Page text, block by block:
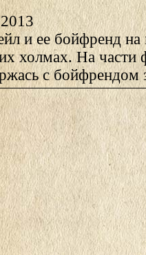
и ее бойфренд на
холмах. На
с бойфрендом